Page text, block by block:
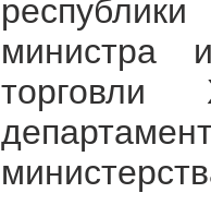
министра
торговли